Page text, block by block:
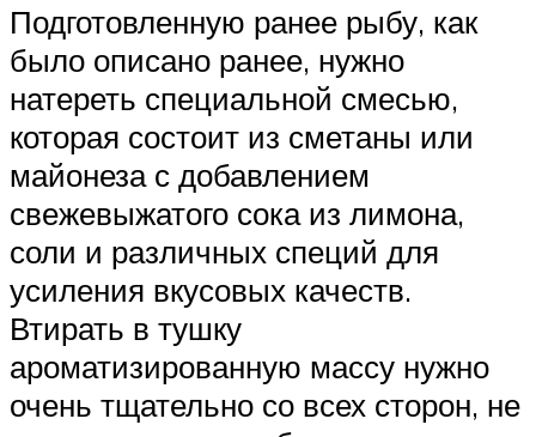
Подготовленную ранее рыбу, как
было описано ранее, нужно
натереть специальной смесью,
которая состоит из сметаны или
майонеза с добавлением
свежевыжатого сока из лимона,
соли и различных специй для
усиления вкусовых качеств.
Втирать в тушку
ароматизированную массу нужно
очень тщательно со всех сторон, не